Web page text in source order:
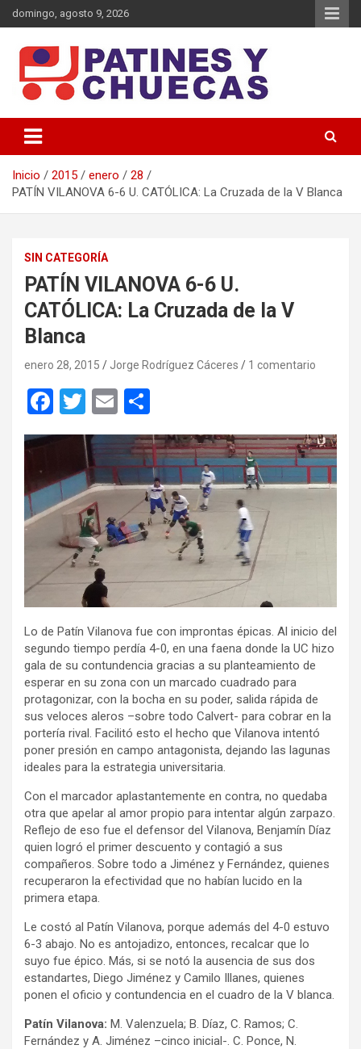
Saltar
al
domingo, agosto 9, 2026
Patines y Chuecas
Inicio 2015 enero
28
PATÍN VILANOVA 6-6 U. CATÓLICA: La Cruzada de la V Blanca
SIN CATEGORÍA
PATÍN VILANOVA 6-6 U.
CATÓLICA: La Cruzada de la V
Blanca
enero 28, 2015 Jorge Rodríguez Cáceres 1 comentario
F
a
b
o
o
k
T
wi
tt
er
E
m
ail
o
m
p
ar
tir
Lo de Patín Vilanova fue con improntas épicas. Al inicio del
segundo tiempo perdía 4-0, en una faena donde la UC hizo
gala de su contundencia gracias a su planteamiento de
esperar en su zona con un marcado cuadrado para
protagonizar, con la bocha en su poder, salida rápida de
sus veloces aleros –sobre todo Calvert- para cobrar en la
portería rival. Facilitó esto el hecho que Vilanova intentó
poner presión en campo antagonista, dejando las lagunas
ideales para la estrategia universitaria.
Con el marcador aplastantemente en contra, no quedaba
otra que apelar al amor propio para intentar algún zarpazo.
Reflejo de eso fue el defensor del Vilanova, Benjamín Díaz
quien logró el primer descuento y contagió a sus
compañeros. Sobre todo a Jiménez y Fernández, quienes
recuperaron la efectividad que no habían lucido en la
primera etapa.
Le costó al Patín Vilanova, porque además del 4-0 estuvo
6-3 abajo. No es antojadizo, entonces, recalcar que lo
suyo fue épico. Más, si se notó la ausencia de sus dos
estandartes, Diego Jiménez y Camilo Illanes, quienes
ponen el oficio y contundencia en el cuadro de la V blanca.
Patín Vilanova: M. Valenzuela; B. Díaz, C. Ramos; C.
Fernández y A. Jiménez –cinco inicial-. C. Ponce, N.